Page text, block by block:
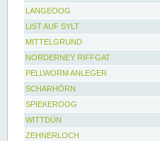
LANGEOOG
LIST AUF SYLT
MITTELGRUND
NORDERNEY RIFFGAT
PELLWORM ANLEGER
SCHARHÖRN
SPIEKEROOG
WITTDÜN
ZEHNERLOCH